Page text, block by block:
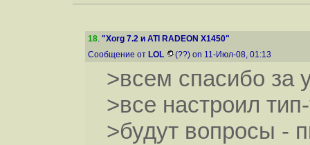
18. "Xorg 7.2 и ATI RADEON X1450"
Сообщение от LOL (??) on 11-Июл-08, 01:13
>всем спасибо за
>все настроил
>будут вопросы -